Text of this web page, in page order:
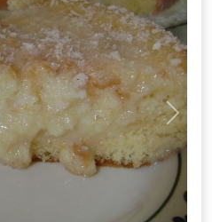
Next